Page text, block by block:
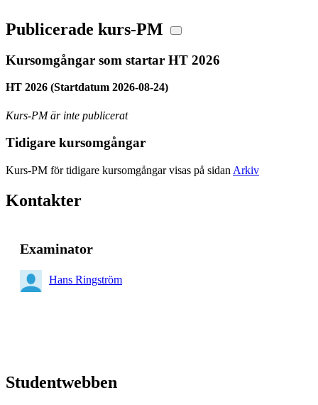
Publicerade kurs-PM
Kursomgångar som startar HT 2026
HT 2026 (Startdatum 2026-08-24)
Kurs-PM är inte publicerat
Tidigare kursomgångar
Kurs-PM för tidigare kursomgångar visas på sidan Arkiv
Kontakter
Examinator
Hans Ringström
Studentwebben